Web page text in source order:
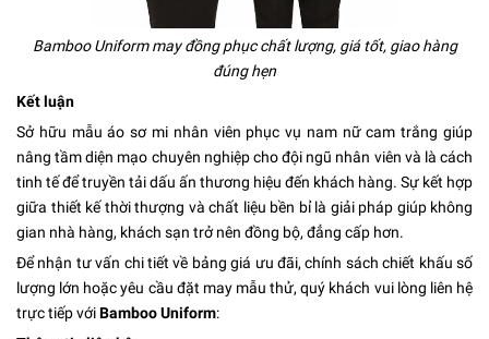
Bamboo Uniform may đồng phục chất lượng, giá tốt, giao hàng
đúng hẹn
Kết luận
Sở hữu mẫu áo sơ mi nhân viên phục vụ nam nữ cam trắng giúp
nâng tầm diện mạo chuyên nghiệp cho đội ngũ nhân viên và là cách
tinh tế để truyền tải dấu ấn thương hiệu đến khách hàng. Sự kết hợp
giữa thiết kế thời thượng và chất liệu bền bỉ là giải pháp giúp không
gian nhà hàng, khách sạn trở nên đồng bộ, đẳng cấp hơn.
Để nhận tư vấn chi tiết về bảng giá ưu đãi, chính sách chiết khấu số
lượng lớn hoặc yêu cầu đặt may mẫu thử, quý khách vui lòng liên hệ
trực tiếp vớiBamboo Uniform: